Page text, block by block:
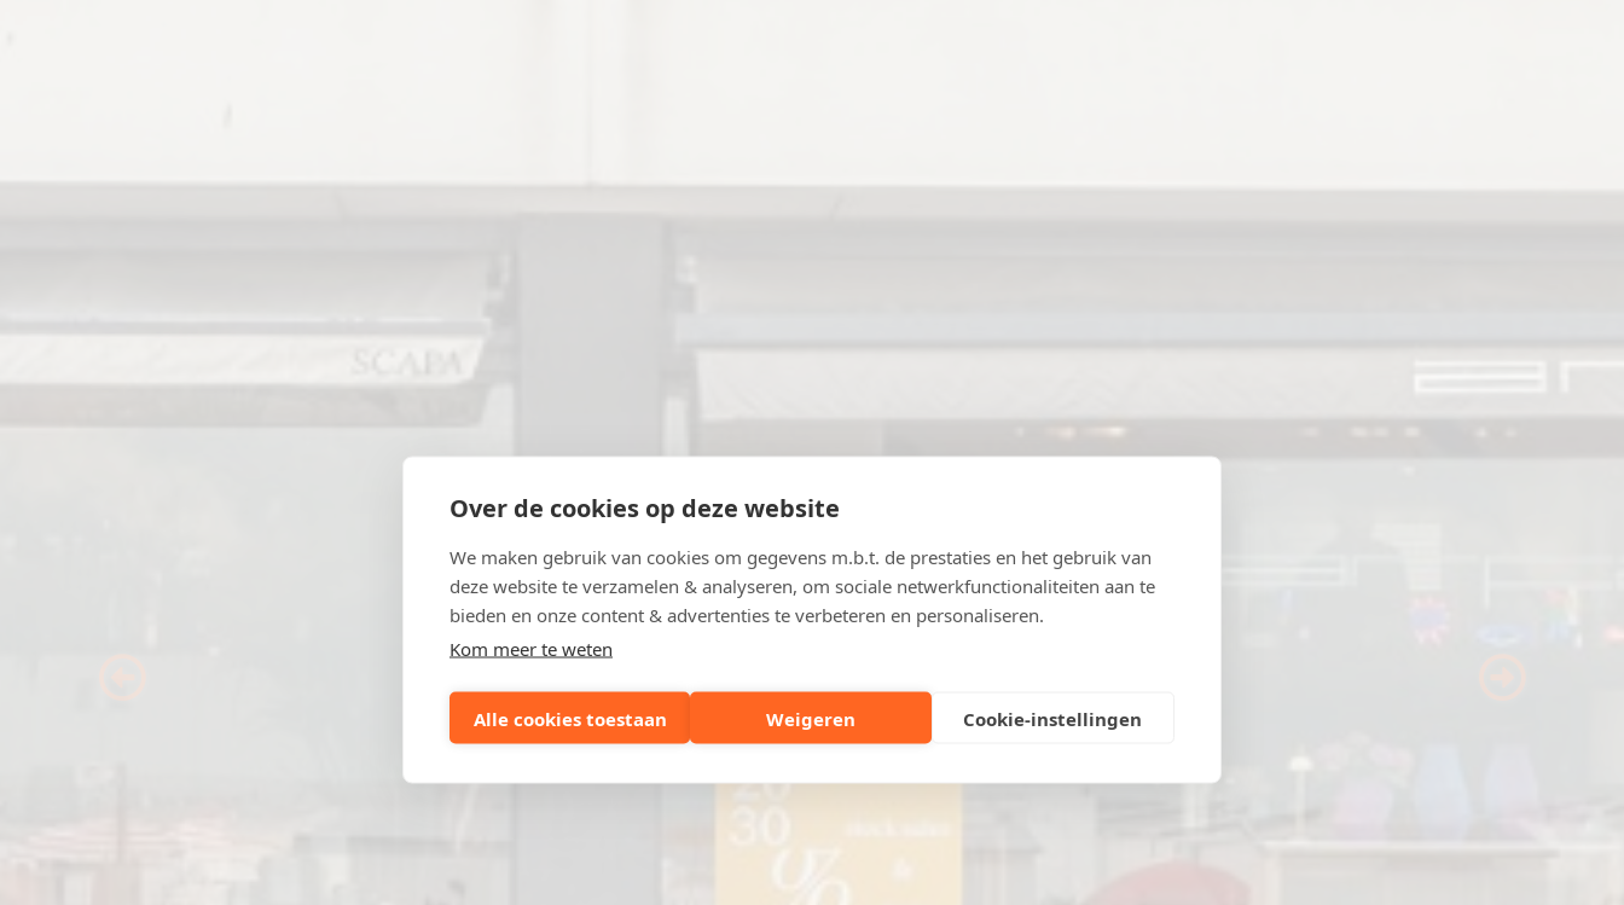
Over de cookies op deze website
We maken gebruik van cookies om gegevens m.b.t. de prestaties en het gebruik van
deze website te verzamelen & analyseren, om sociale netwerkfunctionaliteiten aan te
bieden en onze content & advertenties te verbeteren en personaliseren.
Kom meer te weten
Alle cookies toestaan Weigeren Cookie-instellingen